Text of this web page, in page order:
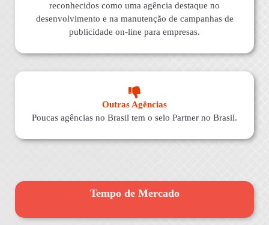
reconhecidos como uma agência destaque no
desenvolvimento e na manutenção de campanhas de
publicidade on-line para empresas.
Outras Agências
Poucas agências no Brasil tem o selo Partner no Brasil.
Tempo de Mercado